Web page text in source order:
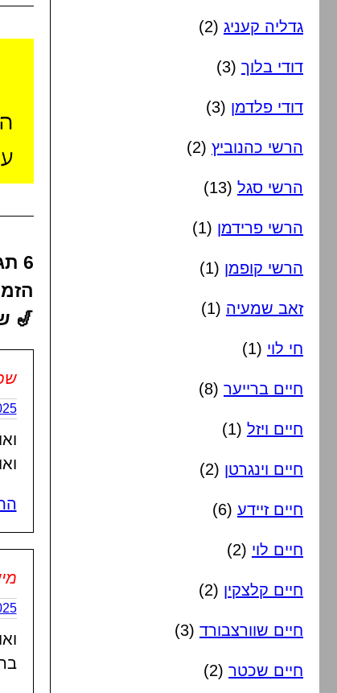
6
🎷
27/
27/
גדליה קעניג (2)
דודי בלוך (3)
דודי פלדמן (3)
הרשי כהנוביץ (2)
הרשי סגל (13)
הרשי פרידמן (1)
הרשי קופמן (1)
זאב שמעיה (1)
חי לוי (1)
חיים ברייער (8)
חיים ויזל (1)
חיים וינגרטן (2)
חיים זיידע (6)
חיים לוי (2)
חיים קלצקין (2)
חיים שוורצבורד (3)
חיים שכטר (2)